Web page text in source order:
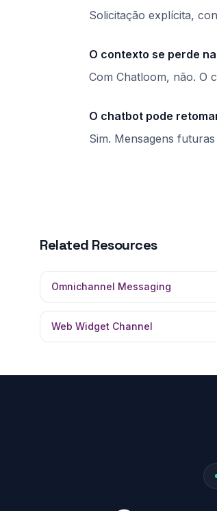
Solicitação explícita,
O contexto se perde
Com Chatloom, não. O
O chatbot pode
Sim. Mensagens
Related Resources
Omnichannel Messaging
Web Widget Channel